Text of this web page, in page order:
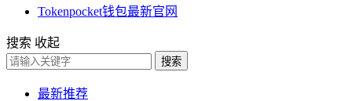
Tokenpocket钱包最新官网
搜索 收起
搜索
最新推荐